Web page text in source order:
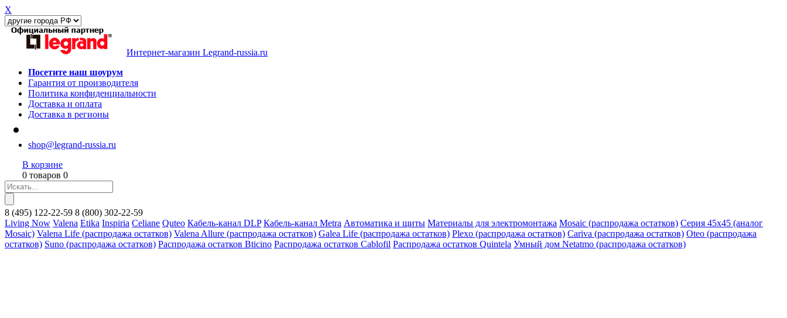
X
Интернет-магазин Legrand-russia.ru
Посетите наш шоурум
Гарантия от производителя
Политика конфиденциальности
Доставка и оплата
Доставка в регионы
shop@legrand-russia.ru
В корзине
0 товаров 0
8 (495) 122-22-59 8 (800) 302-22-59
Living Now Valena Etika Inspiria Celiane Quteo Кабель-канал DLP Кабель-канал Metra Автоматика и щиты Материалы для электромонтажа Mosaic (распродажа остатков) Серия 45х45 (аналог
Mosaic) Valena Life (распродажа остатков) Valena Allure (распродажа остатков) Galea Life (распродажа остатков) Plexo (распродажа остатков) Cariva (распродажа остатков) Oteo (распродажа
остатков) Suno (распродажа остатков) Распродажа остатков Bticino Распродажа остатков Cablofil Распродажа остатков Quintela Умный дом Netatmo (распродажа остатков)